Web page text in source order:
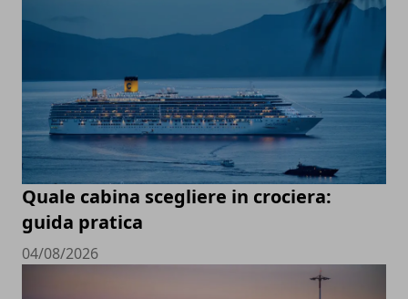
Quale cabina scegliere in crociera:
guida pratica
04/08/2026